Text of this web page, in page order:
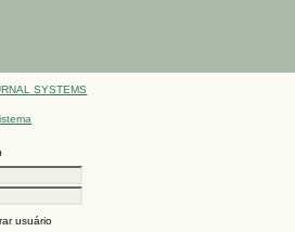
SYSTEMS
usuário